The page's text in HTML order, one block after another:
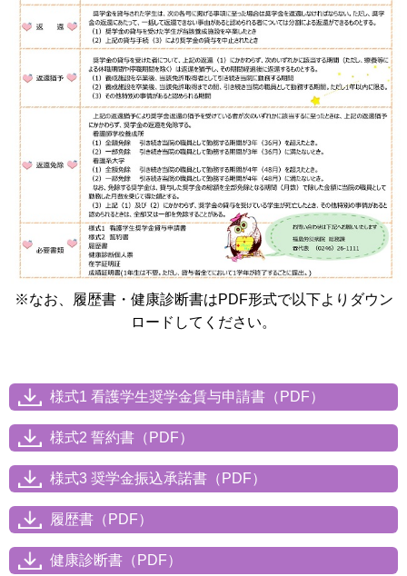
※なお、履歴書・健康診断書はPDF形式で以下よりダウン
ロードしてください。
様式1 看護学生奨学金賃与申請書（PDF）
様式2 誓約書（PDF）
様式3 奨学金振込承諾書（PDF）
履歴書（PDF）
健康診断書（PDF）